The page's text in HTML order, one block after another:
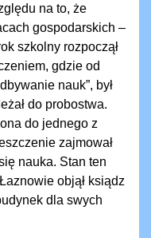
na to, że
gospodarskich –
szkolny rozpoczął
gdzie od
nauk”, był
do probostwa.
do jednego z
zajmował
nauka. Stan ten
objął ksiądz
dla swych